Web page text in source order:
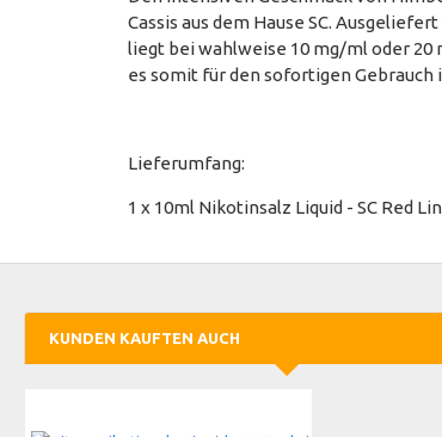
Cassis aus dem Hause SC.
liegt bei wahlweise 10 mg/ml oder 20
es somit für den sofortigen
Lieferumfang:
1 x 10ml Nikotinsalz Liquid - SC Red
KUNDEN KAUFTEN AUCH